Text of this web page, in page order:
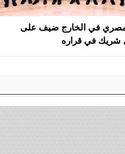
في الخارج ضيف على
شريك في قراره